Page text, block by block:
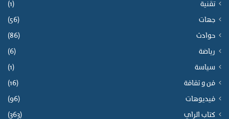
تقنية (1)
جهات (56)
حوادث (86)
رياضة (6)
سياسة (1)
فن و ثقافة (16)
فيديوهات (96)
كتاب الراي (363)